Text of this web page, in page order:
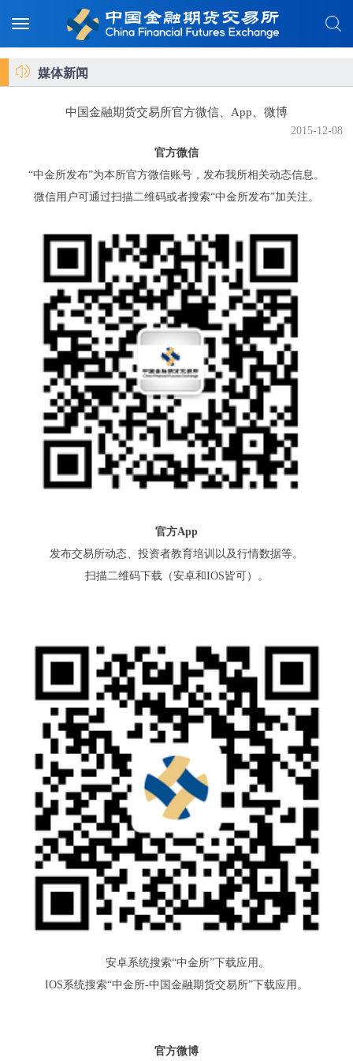
媒体新闻
中国金融期货交易所官方微信、App、微博
2015-12-08
官方微信
“中金所发布”为本所官方微信账号，发布我所相关动态信息。
微信用户可通过扫描二维码或者搜索“中金所发布”加关注。
官方App
发布交易所动态、投资者教育培训以及行情数据等。
扫描二维码下载（安卓和IOS皆可）。
安卓系统搜索“中金所”下载应用。
IOS系统搜索“中金所-中国金融期货交易所”下载应用。
官方微博